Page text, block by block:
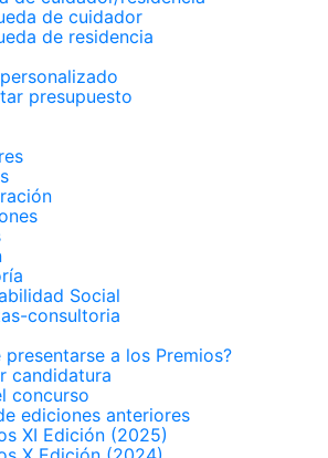
de cuidador
de residencia
presupuesto
Social
consultoria
presentarse a los Premios?
candidatura
concurso
ediciones anteriores
XI Edición (2025)